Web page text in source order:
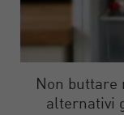
Non buttare
alternativi